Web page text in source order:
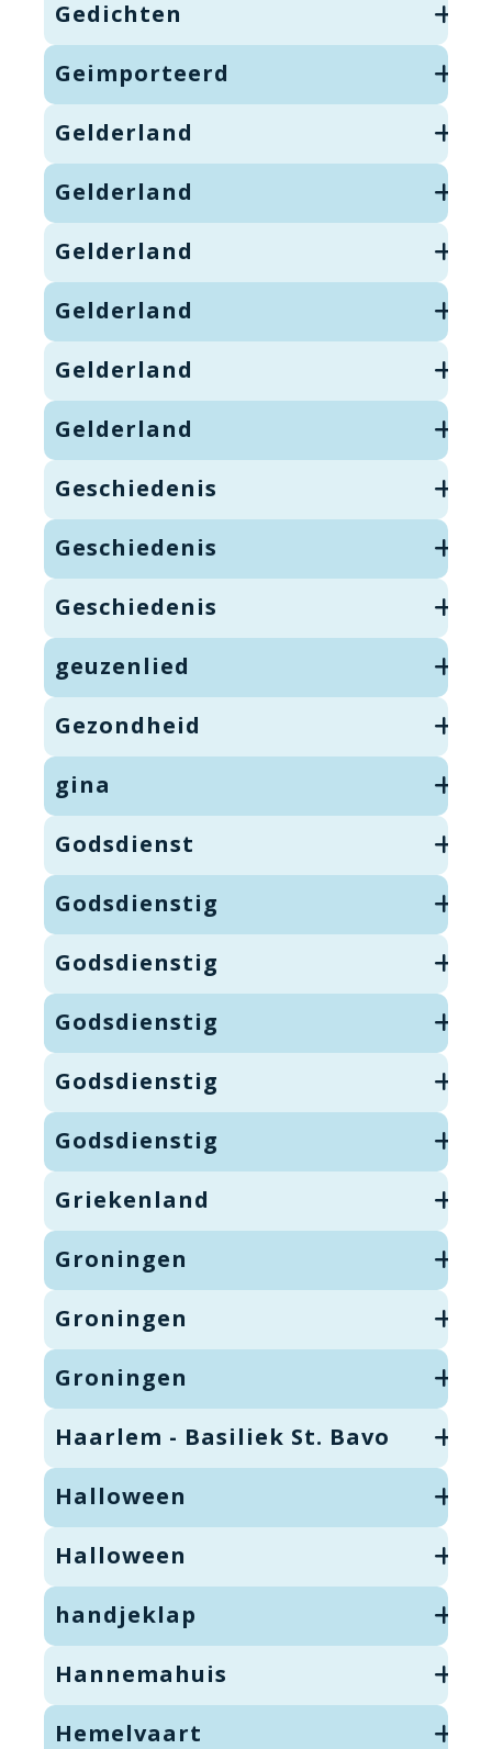
Gedichten
Geimporteerd
Gelderland
Gelderland
Gelderland
Gelderland
Gelderland
Gelderland
Geschiedenis
Geschiedenis
Geschiedenis
geuzenlied
Gezondheid
gina
Godsdienst
Godsdienstig
Godsdienstig
Godsdienstig
Godsdienstig
Godsdienstig
Griekenland
Groningen
Groningen
Groningen
Haarlem - Basiliek St. Bavo
Halloween
Halloween
handjeklap
Hannemahuis
Hemelvaart